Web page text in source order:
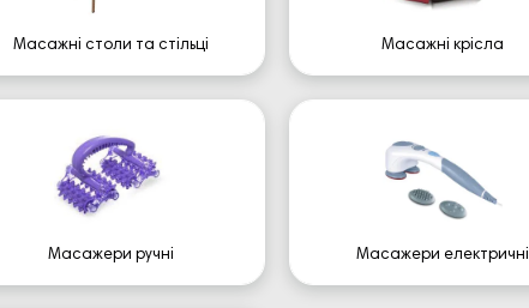
Масажні столи та стільці Масажні крісла
Масажери ручні Масажери електричні